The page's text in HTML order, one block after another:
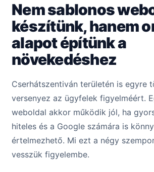
Nem sablonos
készítünk, hanem
alapot építünk a
növekedéshez
Cserhátszentiván területén is egyre
versenyez az ügyfelek figyelméért.
weboldal akkor működik jól, ha
hiteles és a Google számára is
értelmezhető. Mi ezt a négy
vesszük figyelembe.